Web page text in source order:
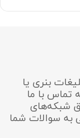
بنری یا
تماس با ما
شبکه‌های
به سوالات شما